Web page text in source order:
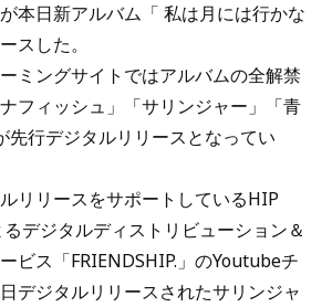
本日新アルバム「 私は月には行かな
スした。
ミングサイトではアルバムの全解禁
フィッシュ」「サリンジャー」「青
先行デジタルリリースとなってい
リリースをサポートしているHIP
デジタルディストリビューション＆
ビス「FRIENDSHIP.」のYoutubeチ
デジタルリリースされたサリンジャ